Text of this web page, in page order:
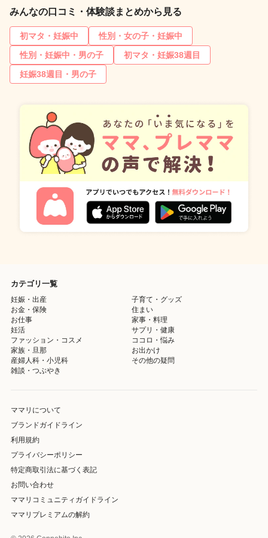
みんなの口コミ・体験談まとめから見る
初マタ・妊娠中
性別・女の子・妊娠中
性別・妊娠中・男の子
初マタ・妊娠38週目
妊娠38週目・男の子
カテゴリ一覧
妊娠・出産
子育て・グッズ
お金・保険
住まい
お仕事
家事・料理
妊活
サプリ・健康
ファッション・コスメ
ココロ・悩み
家族・旦那
お出かけ
産婦人科・小児科
その他の疑問
雑談・つぶやき
ママリについて
ブランドガイドライン
利用規約
プライバシーポリシー
特定商取引法に基づく表記
お問い合わせ
ママリコミュニティガイドライン
ママリプレミアムの解約